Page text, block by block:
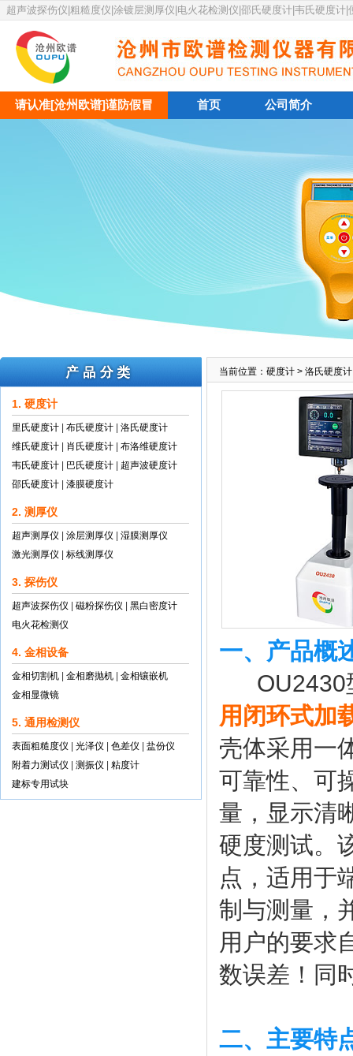
超声波探伤仪|粗糙度仪|涂镀层测厚仪|电火花检测仪|邵氏硬度计|韦氏硬度计|
请认准[沧州欧谱]谨防假冒 首页 公司简介
1. 硬度计
里氏硬度计 布氏硬度计
洛氏硬度计
维氏硬度计
肖氏硬度计
布洛维硬度计
韦氏硬度计
巴氏硬度计
超声波硬度计
邵氏硬度计
漆膜硬度计
2. 测厚仪
超声测厚仪 涂层测厚仪
湿膜测厚仪
激光测厚仪
标线测厚仪
3. 探伤仪
超声波探伤仪 磁粉探伤仪
黑白密度计
电火花检测仪
4. 金相设备
金相切割机 金相磨抛机
金相镶嵌机
金相显微镜
5. 通用检测仪
表面粗糙度仪 光泽仪 色差仪
盐份仪
附着力测试仪
测振仪
粘度计
建标专用试块
当前位置： 硬度计 > 洛氏硬度计
一、产品概
OU2430
用闭环式加
壳体采用一
可靠性、可
量，显示清
硬度测试。
点，适用于
制与测量，
用户的要求
数误差！同
二、主要特